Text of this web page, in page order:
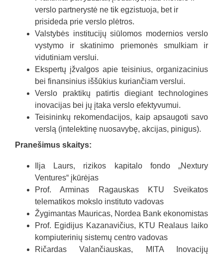
verslo partnerystė ne tik egzistuoja, bet ir
prisideda prie verslo plėtros.
Valstybės institucijų siūlomos modernios verslo
vystymo ir skatinimo priemonės smulkiam ir
vidutiniam verslui.
Ekspertų įžvalgos apie teisinius, organizacinius
bei finansinius iššūkius kuriančiam verslui.
Verslo praktikų patirtis diegiant technologines
inovacijas bei jų įtaka verslo efektyvumui.
Teisininkų rekomendacijos, kaip apsaugoti savo
verslą (intelektinę nuosavybę, akcijas, pinigus).
Pranešimus skaitys:
Ilja Laurs, rizikos kapitalo fondo „Nextury
Ventures“ įkūrėjas
Prof. Arminas Ragauskas KTU Sveikatos
telematikos mokslo instituto vadovas
Žygimantas Mauricas, Nordea Bank ekonomistas
Prof. Egidijus Kazanavičius, KTU Realaus laiko
kompiuterinių sistemų centro vadovas
Ričardas Valančiauskas, MITA Inovacijų